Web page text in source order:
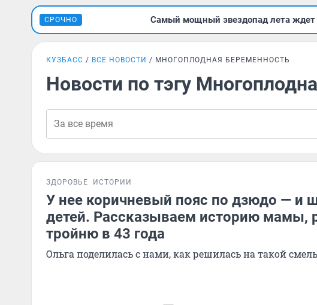
СРОЧНО Самый мощный звездопад лета ждет
КУЗБАСС ВСЕ НОВОСТИ МНОГОПЛОДНАЯ БЕРЕМЕННОСТЬ
Новости по тэгу
ЗДОРОВЬЕ ИСТОРИИ
У нее коричневый пояс по дзюдо — и
детей. Рассказываем историю мамы,
тройню в 43 года
Ольга поделилась с нами, как решилась на такой